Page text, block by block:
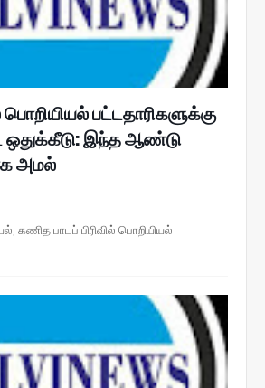
பொறியியல் பட்டதாரிகளுக்கு
இந்த ஆண்டு
அமல்
கணித பாடப் பிரிவில் பொறியியல்